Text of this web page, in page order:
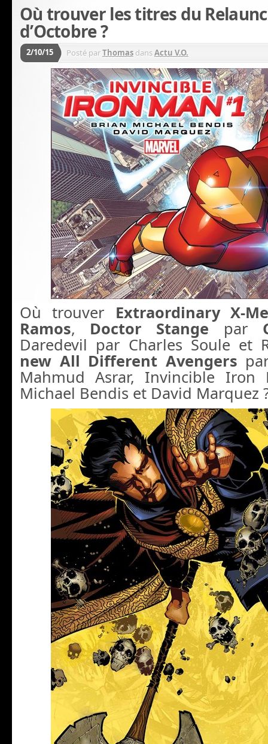
Où trouver les titres du
d’Octobre ?
2/10/15 Posté parThomas dansActu V.O.
Où trouver Extraordinary X-
Ramos, Doctor Stange par
Daredevil par Charles Soule et
new All Different Avengers
Mahmud Asrar, Invincible
Michael Bendis et David Marquez